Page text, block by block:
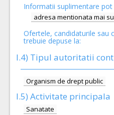
Informatii suplimentare
adresa mentionata mai
Ofertele, candidaturile sau
trebuie depuse la:
I.4) Tipul autoritatii
Organism de drept public
I.5) Activitate principala
Sanatate